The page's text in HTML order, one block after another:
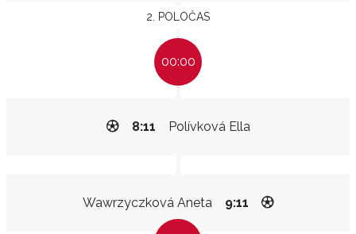
2. POLOČAS
00:00
Polívková Ella
8:11
Wawrzyczková Aneta 9:11